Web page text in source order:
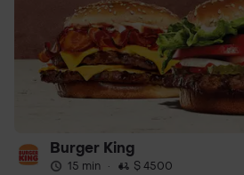
Burger King
15 min · $ 4500